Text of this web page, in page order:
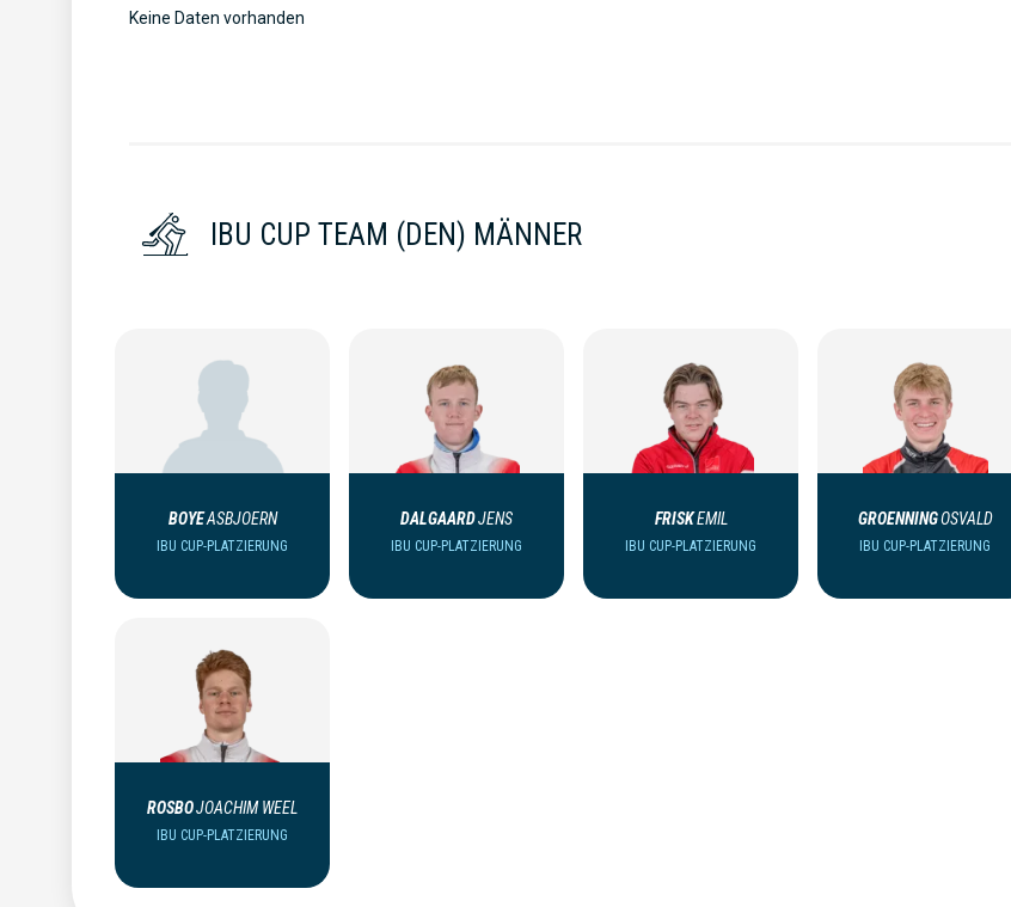
Keine Daten vorhanden
IBU CUP TEAM (DEN) MÄNNER
BOYEASBJOERN
IBU CUP-PLATZIERUNG
DALGAARDJENS
IBU CUP-PLATZIERUNG
FRISKEMIL
IBU CUP-PLATZIERUNG
GROENNINGOSVALD
IBU CUP-PLATZIERUNG
ROSBOJOACHIM WEEL
IBU CUP-PLATZIERUNG